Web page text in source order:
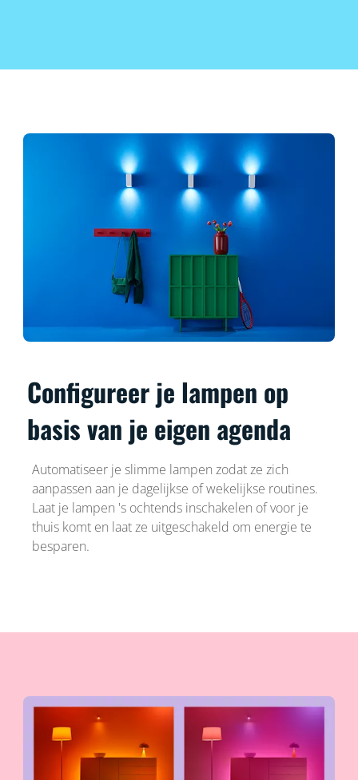
Configureer je lampen op
basis van je eigen agenda
Automatiseer je slimme lampen zodat ze zich
aanpassen aan je dagelijkse of wekelijkse routines.
Laat je lampen 's ochtends inschakelen of voor je
thuis komt en laat ze uitgeschakeld om energie te
besparen.